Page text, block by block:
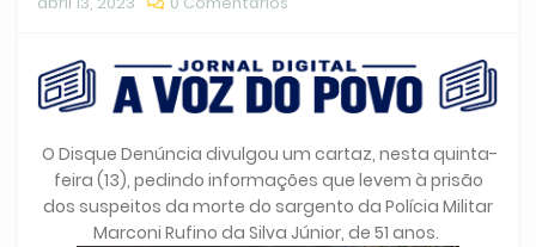
O Disque Denúncia divulgou um cartaz, nesta quinta-
feira (13), pedindo informações que levem à prisão
dos suspeitos da morte do sargento da Polícia Militar
Marconi Rufino da Silva Júnior, de 51 anos.